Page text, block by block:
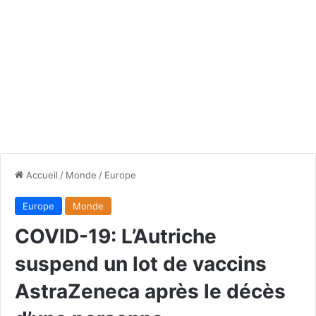
Accueil / Monde / Europe
Europe Monde
COVID-19: L’Autriche
suspend un lot de vaccins
AstraZeneca après le décès